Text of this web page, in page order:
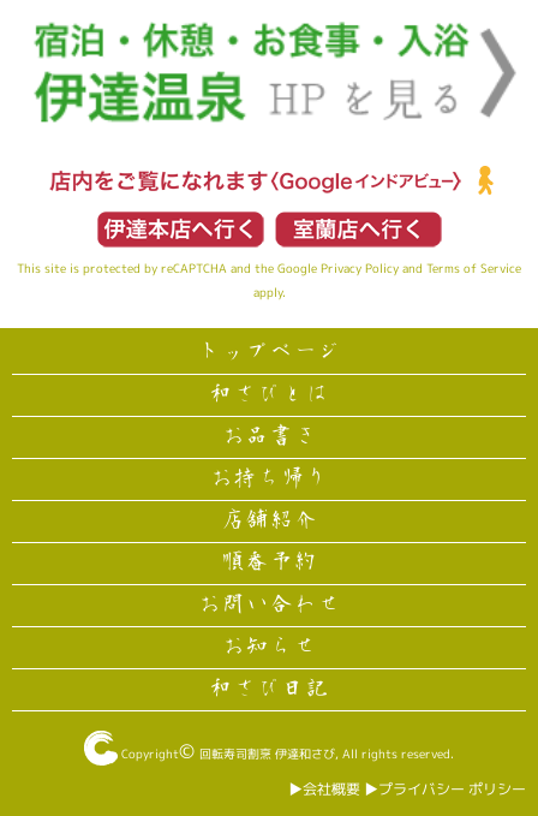
This site is protected by reCAPTCHA and the Google Privacy Policy and Terms of Service
apply.
トップページ
和さびとは
お品書き
お持ち帰り
店舗紹介
順番予約
お問い合わせ
お知らせ
和さび日記
Copyright© 回転寿司割烹 伊達和さび, All rights reserved.
▶︎会社概要 ▶︎プライバシー ポリシー